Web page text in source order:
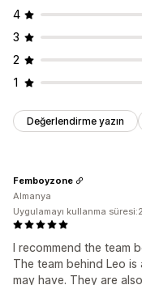
4
3
2
1
Değerlendirme yazın
I recommend the team
The team behind Leo
may have. They are
Femboyzone
Almanya
Uygulamayı kullanma